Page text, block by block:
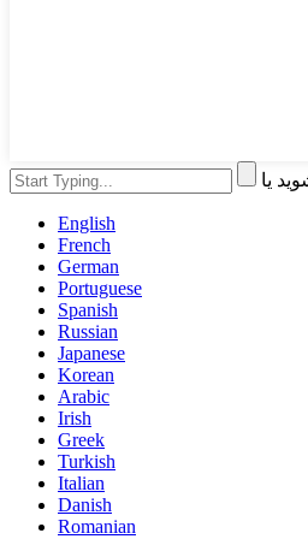
English
French
German
Portuguese
Spanish
Russian
Japanese
Korean
Arabic
Irish
Greek
Turkish
Italian
Danish
Romanian